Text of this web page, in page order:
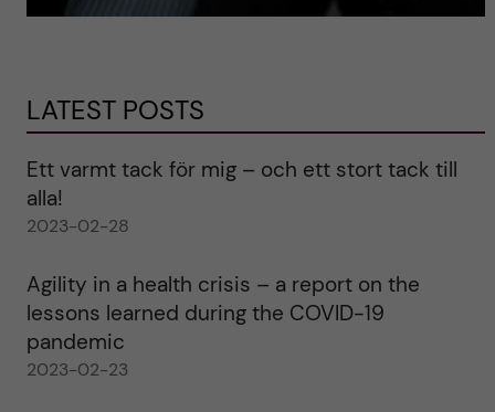
LATEST POSTS
Ett varmt tack för mig – och ett stort tack till
alla!
2023-02-28
Agility in a health crisis – a report on the
lessons learned during the COVID-19
pandemic
2023-02-23